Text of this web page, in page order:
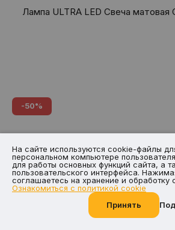
Лампа ULTRA LED Свеча матовая
-50%
Позвоните нам
На сайте используются cookie-файлы
персональном компьютере
для работы основных функций сайта, а
пользовательского интерфейса.
соглашаетесь на хранение и обработку
Ознакомиться с политикой cookie
Принять